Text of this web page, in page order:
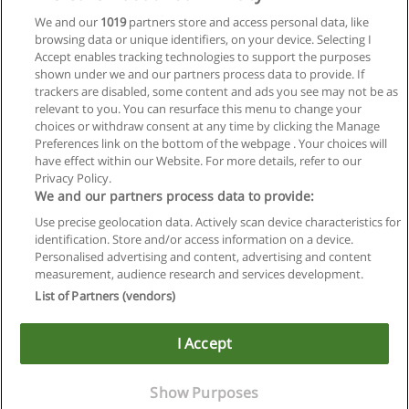
Especialização em Direito Civil e Processo Civil
UNIFRAN - Universidade de Franca
Solicitar informações
Regras de uso
Privacidade de dados
Entrar em contato com Educaedu
Copyright © Educaedu Business S.L. - CIF : B-95610580: -
We and our 1019partners store and access personal data, like
browsing data or unique identifiers, on your device. Selecting I
Accept enables tracking technologies to support the purposes
shown under we and our partners process data to provide. If
trackers are disabled, some content and ads you see may not be as
relevant to you. You can resurface this menu to change your
choices or withdraw consent at any time by clicking the Manage
Preferences link on the bottom of the webpage . Your choices will
have effect within our Website. For more details, refer to our
Privacy Policy.
We and our partners process data to provide:
Use precise geolocation data. Actively scan device characteristics for
identification. Store and/or access information on a device.
Personalised advertising and content, advertising and content
measurement, audience research and services development.
List of Partners (vendors)
I Accept
Show Purposes